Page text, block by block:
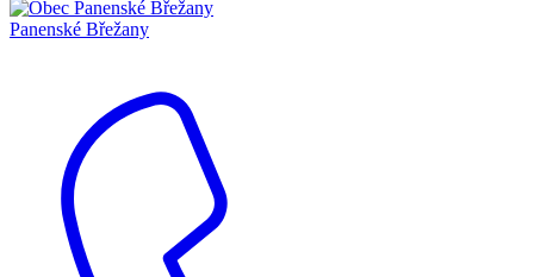
Panenské Břežany